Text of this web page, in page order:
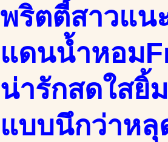
พริตตี้สาวแน
แดนน้ำหอม
น่ารักสดใสยิ้
แบบนึกว่าหลุ